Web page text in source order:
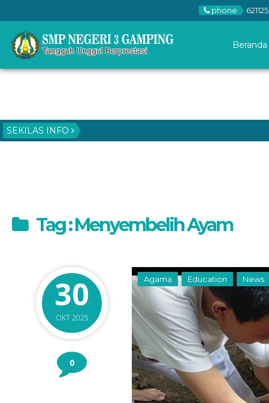
phone 621125
Beranda
SEKILAS INFO
Tag : Menyembelih Ayam
30
OKT 2025
0
Agama Education News